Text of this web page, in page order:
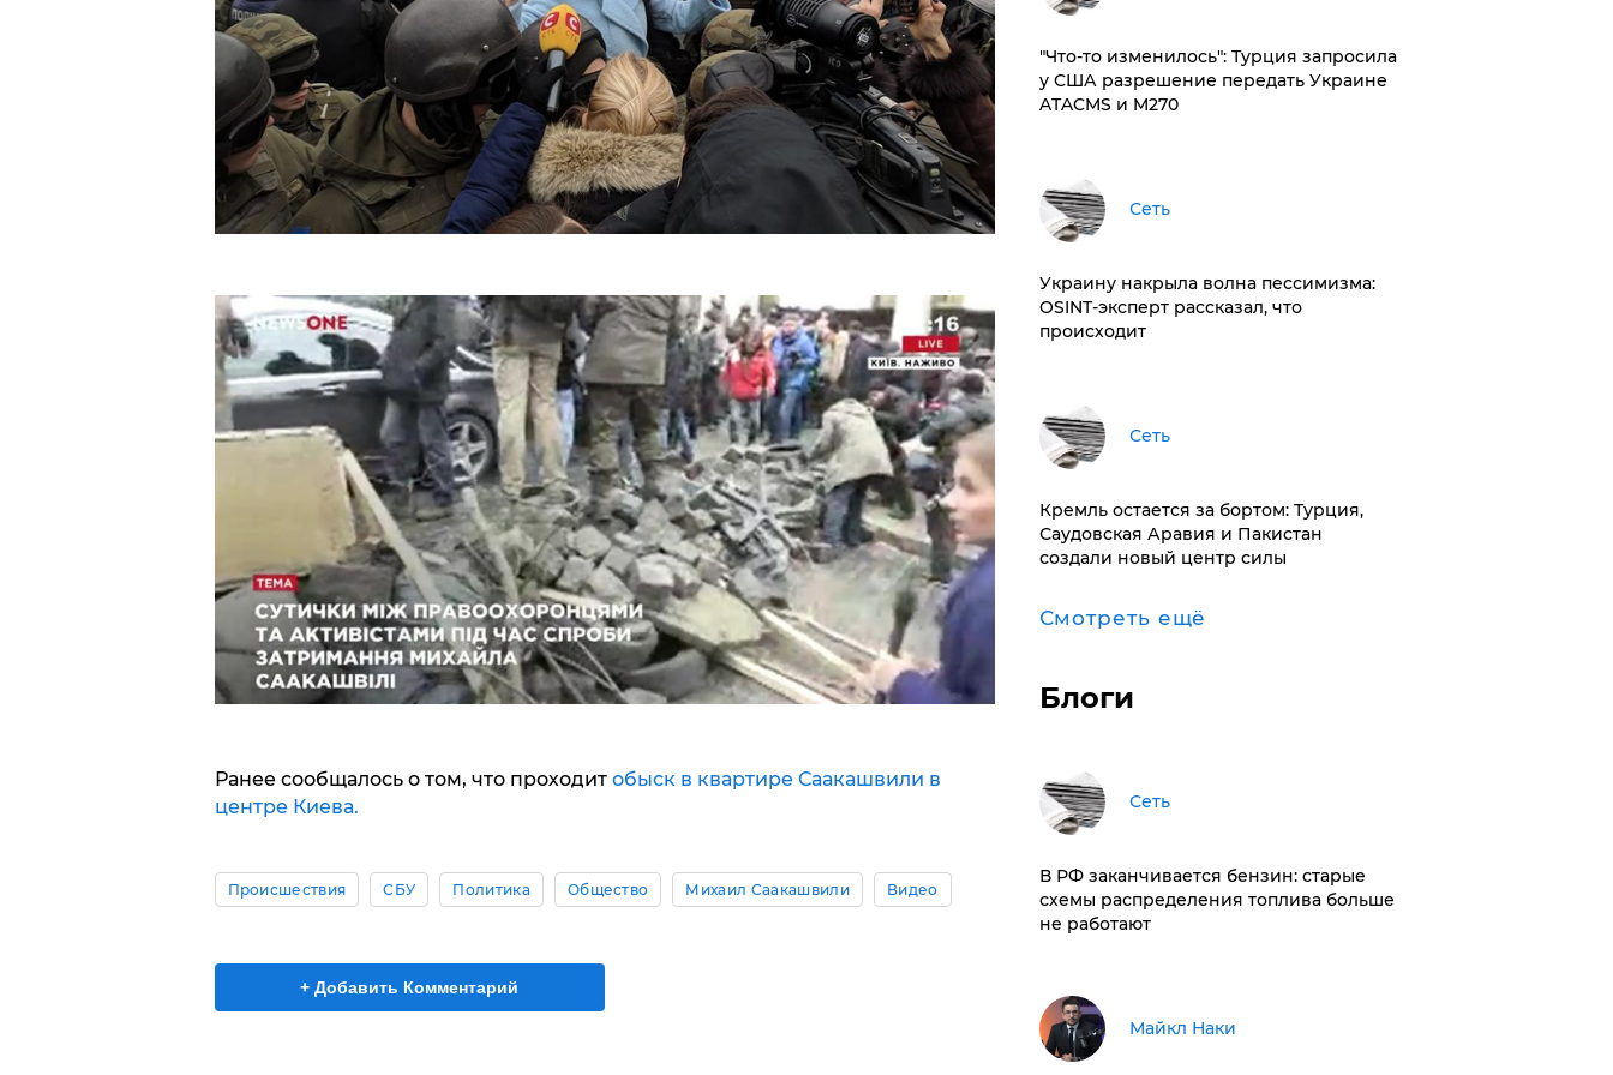
Ранее сообщалось о том, что проходит обыск в квартире Саакашвили в
центре Киева.
Происшествия СБУ Политика Общество Михаил Саакашвили Видео
+ Добавить Комментарий
​"Что-то изменилось": Турция запросила
у США разрешение передать Украине
ATACMS и M270
Сеть
​Украину накрыла волна пессимизма:
OSINT-эксперт рассказал, что
происходит
Сеть
​Кремль остается за бортом: Турция,
Саудовская Аравия и Пакистан
создали новый центр силы
Смотреть ещё
Блоги
Сеть
​В РФ заканчивается бензин: старые
схемы распределения топлива больше
не работают
Майкл Наки